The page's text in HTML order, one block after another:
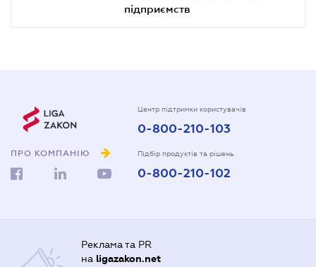
підприємств
ПРО КОМПАНІЮ
Центр підтримки користувачів
0-800-210-103
Підбір продуктів та рішень
0-800-210-102
Реклама та PR
на ligazakon.net